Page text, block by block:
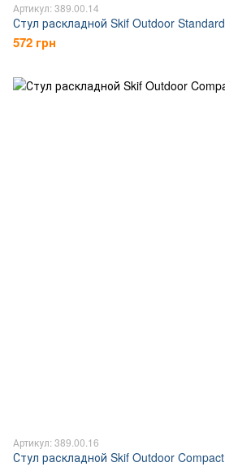
Артикул: 389.00.14
Стул раскладной Skif Outdoor Standard
572 грн
Артикул: 389.00.16
Стул раскладной Skif Outdoor Compact